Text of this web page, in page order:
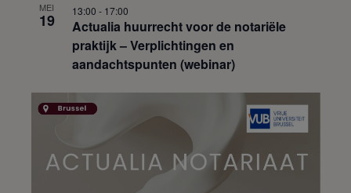
MEI
19
Actualia huurrecht voor de notariële
praktijk – Verplichtingen en
aandachtspunten (webinar)
13:00 - 17:00